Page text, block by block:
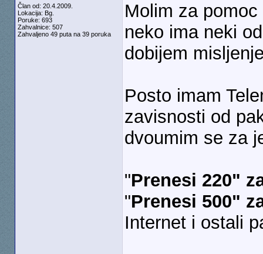
Član od: 20.4.2009.
Lokacija: Bg.
Poruke: 693
Zahvalnice: 507
Zahvaljeno 49 puta na 39 poruka
Molim za
neko ima neki
dobijem
Posto imam
zavisnosti od
dvoumim se za
"Prenesi 220"
"Prenesi 500"
Internet i ostali